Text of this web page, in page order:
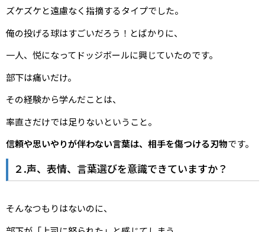
ズケズケと遠慮なく指摘するタイプでした。
俺の投げる球はすごいだろう！とばかりに、
一人、悦になってドッジボールに興じていたのです。
部下は痛いだけ。
その経験から学んだことは、
率直さだけでは足りないということ。
信頼や思いやりが伴わない言葉は、相手を傷つける刃物です。
２.声、表情、言葉選びを意識できていますか？
そんなつもりはないのに、